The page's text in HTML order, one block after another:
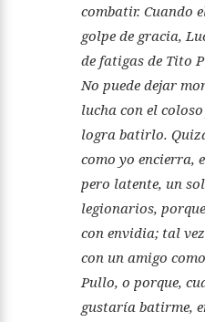
combatir. Cuando
golpe de gracia,
de fatigas de Tito
No puede dejar
lucha con el
logra batirlo.
como yo encierra,
pero latente, un
legionarios,
con envidia; tal
con un amigo
Pullo, o porque,
gustaría batirme,